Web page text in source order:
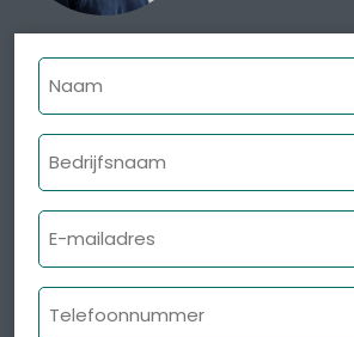
Naam
Bedrijfsnaam
E-
mailadres
Telefoonnummer